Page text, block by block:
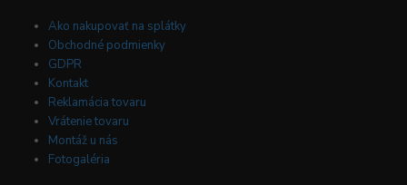
Ako nakupovať na splátky
Obchodné podmienky
GDPR
Kontakt
Reklamácia tovaru
Vrátenie tovaru
Montáž u nás
Fotogaléria